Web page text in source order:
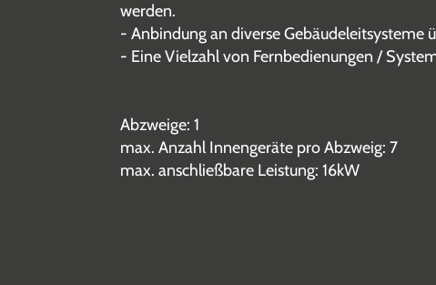
werden.
- Anbindung an diverse Gebäudeleitsysteme
- Eine Vielzahl von Fernbedienungen /
Abzweige: 1
max. Anzahl Innengeräte pro Abzweig: 7
max. anschließbare Leistung: 16kW